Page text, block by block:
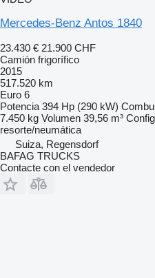
Mercedes-Benz Antos 1840
23.430 € 21.900 CHF
Camión frigorífico
2015
517.520 km
Euro 6
Potencia 394 Hp (290 kW)
7.450 kg Volumen 39,56 m³
resorte/neumática
Suiza, Regensdorf
BAFAG TRUCKS
Contacte con el vendedor